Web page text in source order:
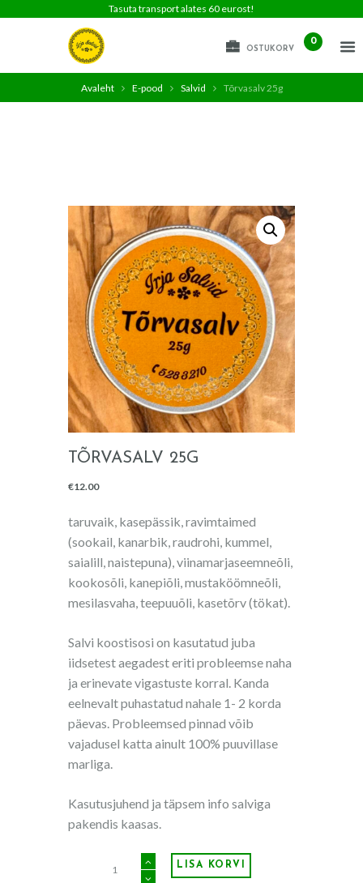
Tasuta transport alates 60 eurost!
OSTUKORV
0
Avaleht E-pood Salvid Tõrvasalv 25g
TÕRVASALV 25G
€12.00
taruvaik, kasepässik, ravimtaimed
(sookail, kanarbik, raudrohi, kummel,
saialill, naistepuna), viinamarjaseemneõli,
kookosõli, kanepiõli, mustaköömneõli,
mesilasvaha, teepuuõli, kasetõrv (tökat).
Salvi koostisosi on kasutatud juba
iidsetest aegadest eriti probleemse naha
ja erinevate vigastuste korral. Kanda
eelnevalt puhastatud nahale 1- 2 korda
päevas. Probleemsed pinnad võib
vajadusel katta ainult 100% puuvillase
marliga.
Kasutusjuhend ja täpsem info salviga
pakendis kaasas.
LISA KORVI